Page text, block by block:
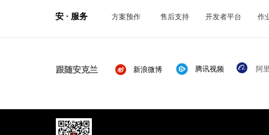
跟随安克兰 新浪微博 腾讯视频 阿
方案预作 售后支持 开发者平台 作
安 · 服务